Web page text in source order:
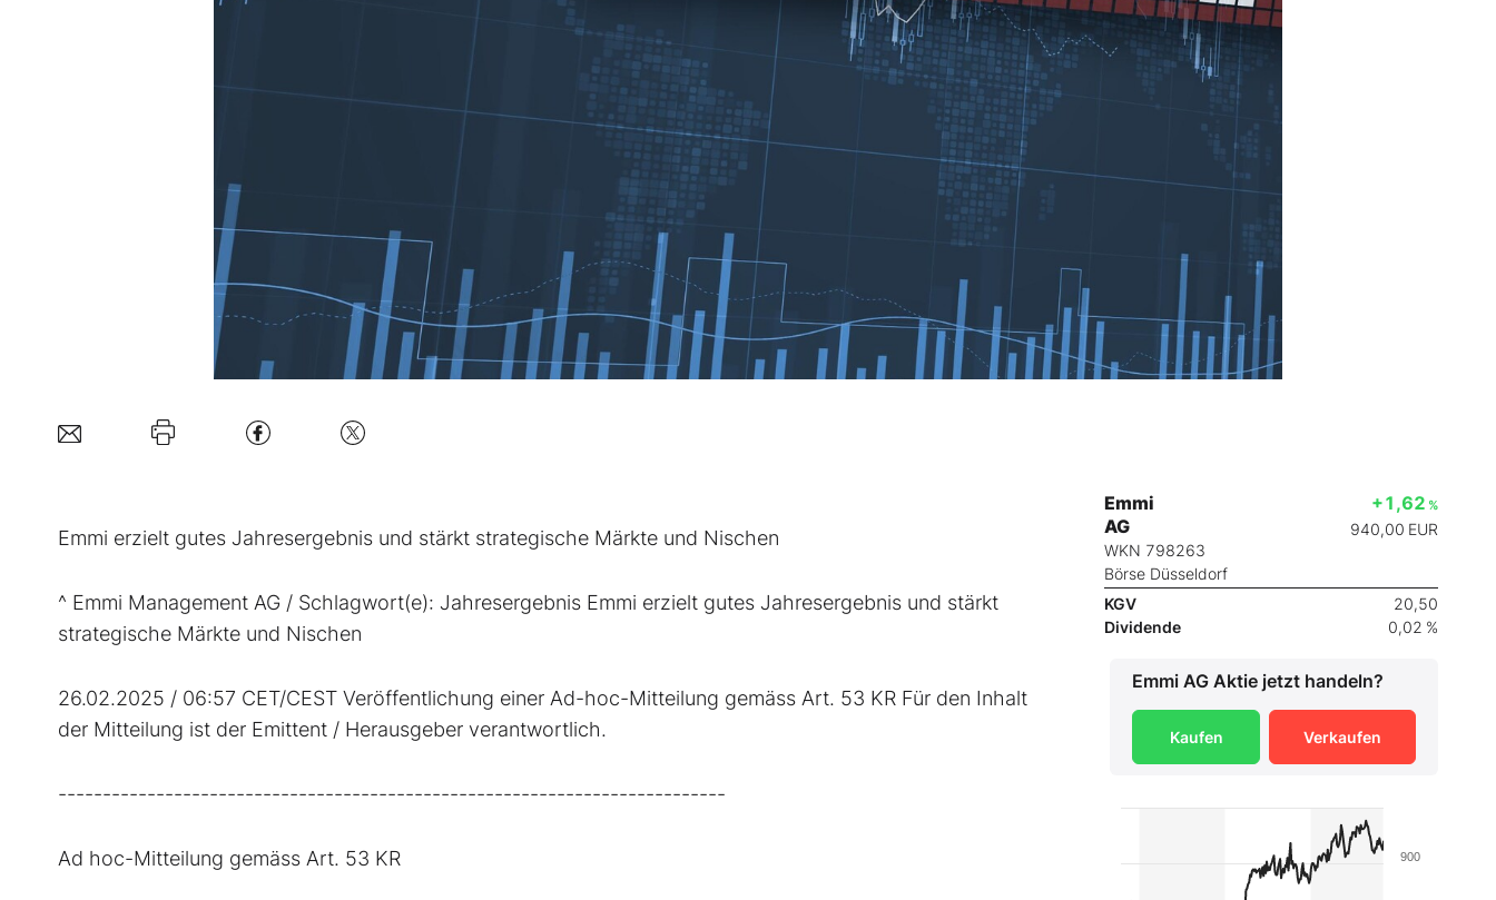
Emmi erzielt gutes Jahresergebnis und stärkt strategische Märkte und Nischen
^ Emmi Management AG / Schlagwort(e): Jahresergebnis Emmi erzielt gutes Jahresergebnis und stärkt
strategische Märkte und Nischen
26.02.2025 / 06:57 CET/CEST Veröffentlichung einer Ad-hoc-Mitteilung gemäss Art. 53 KR Für den Inhalt
der Mitteilung ist der Emittent / Herausgeber verantwortlich.
---------------------------------------------------------------------------
Ad hoc-Mitteilung gemäss Art. 53 KR
Emmi
AG
WKN 798263
Börse Düsseldorf
+1,62 %
940,00 EUR
KGV
20,50
Dividende
0,02 %
Emmi AG Aktie jetzt handeln?
Kaufen Verkaufen
900